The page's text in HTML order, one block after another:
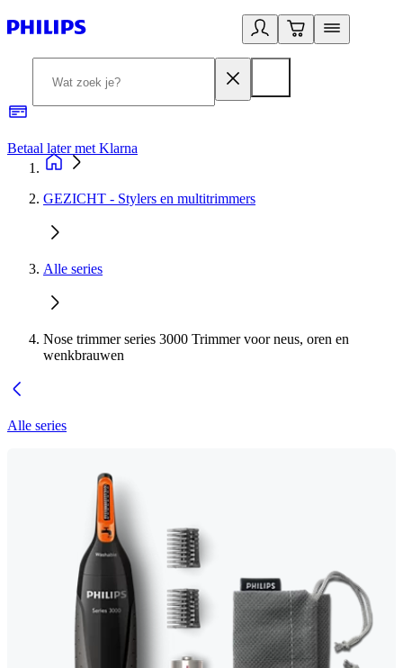
Betaal later met Klarna
GEZICHT - Stylers en multitrimmers
Alle series
Nose trimmer series 3000 Trimmer voor neus, oren en
wenkbrauwen
Alle series